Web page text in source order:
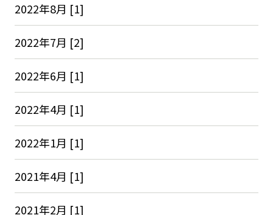
2022年8月 [1]
2022年7月 [2]
2022年6月 [1]
2022年4月 [1]
2022年1月 [1]
2021年4月 [1]
2021年2月 [1]